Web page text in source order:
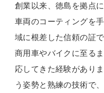
創業以来、徳島を拠点
車両のコーティングを
域に根差した信頼の証
商用車やバイクに至る
応してきた経験があり
う姿勢と熟練の技術で